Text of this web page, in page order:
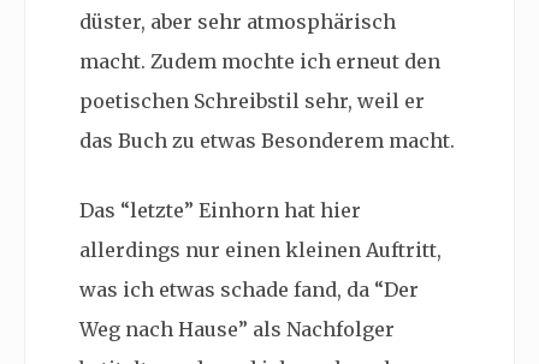
düster, aber sehr atmosphärisch
macht. Zudem mochte ich erneut den
poetischen Schreibstil sehr, weil er
das Buch zu etwas Besonderem macht.
Das “letzte” Einhorn hat hier
allerdings nur einen kleinen Auftritt,
was ich etwas schade fand, da “Der
Weg nach Hause” als Nachfolger